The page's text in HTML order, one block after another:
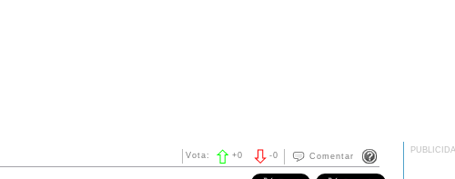
Comentar
-0
Vota: +0